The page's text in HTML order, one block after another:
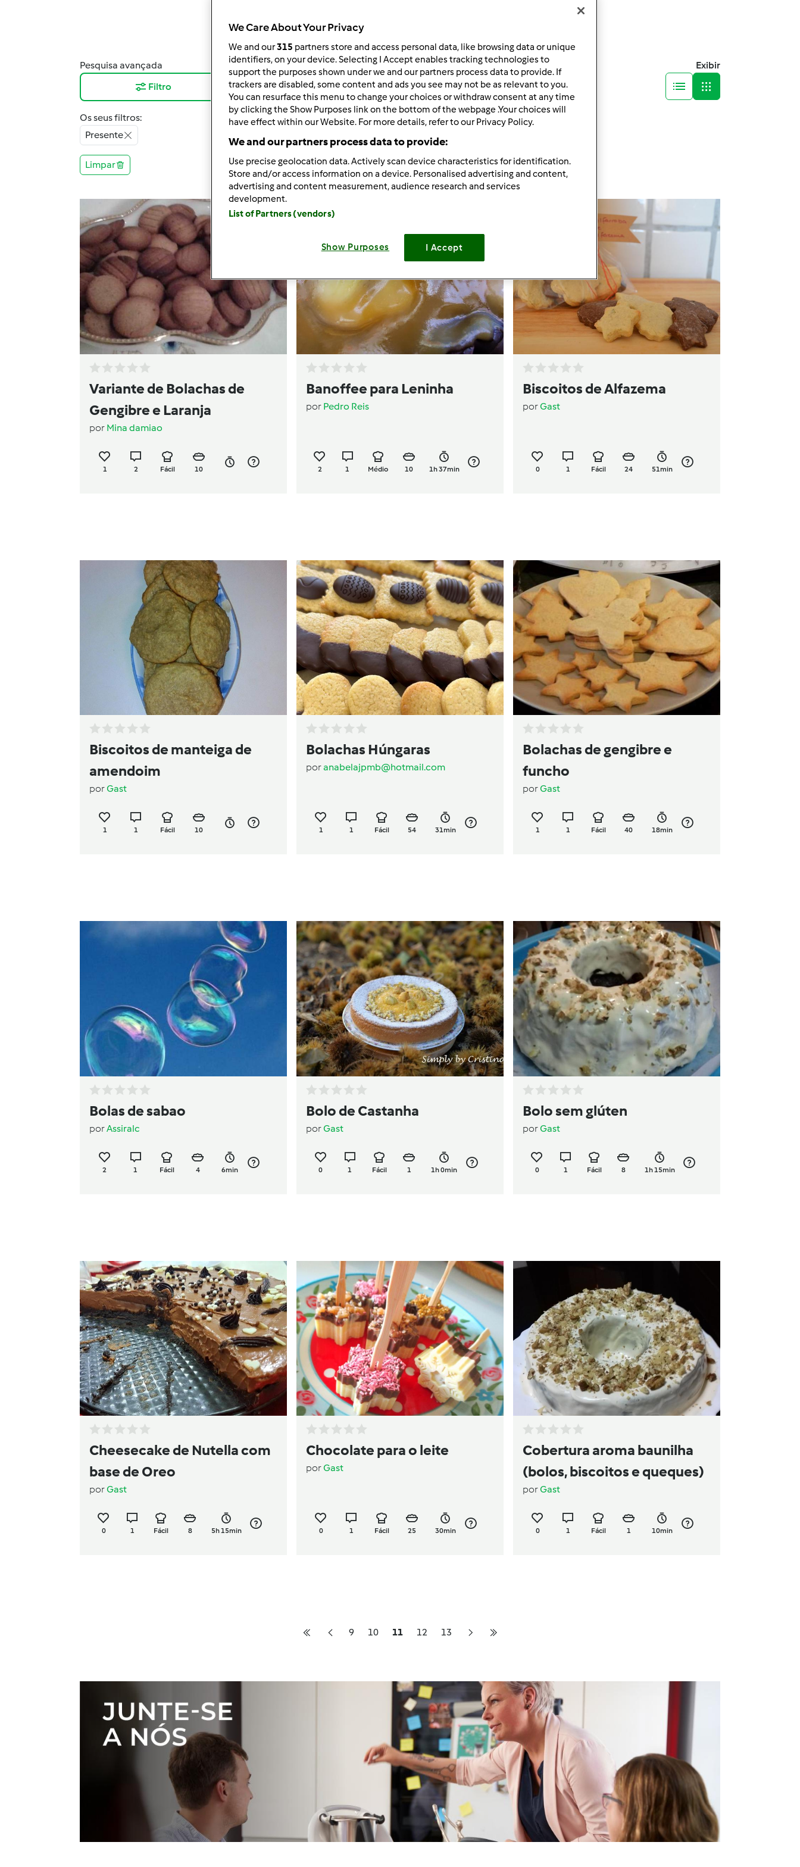
195
Pesquisa avançada
Filtro
Resultados por página:
12
Ordenar por:
Predefinido
Exibir
Os seus filtros:
Presente
Limpar
Variante de Bolachas de
Gengibre e Laranja
por Mina damiao
1 2 Fácil 10
Banoffee para Leninha
por Pedro Reis
2 1 Médio 10 1h 37min
Biscoitos de Alfazema
porGast
0 1 Fácil 24 51min
Biscoitos de manteiga de
amendoim
porGast
1 1 Fácil 10
Bolachas Húngaras
poranabelajpmb@hotmail.com
1 1 Fácil 54 31min
Bolachas de gengibre e
funcho
porGast
1 1 Fácil 40 18min
Bolas de sabao
porAssiralc
2 1 Fácil 4 6min
Bolo de Castanha
porGast
0 1 Fácil 1 1h 0min
Bolo sem glúten
porGast
0 1 Fácil 8 1h 15min
Cheesecake de Nutella com
base de Oreo
porGast
0 1 Fácil 8 5h 15min
Chocolate para o leite
porGast
0 1 Fácil 25 30min
Cobertura aroma baunilha
(bolos, biscoitos e queques)
porGast
0 1 Fácil 1 10min
9 10 11 12 13
We Care About Your Privacy
We and our315 partners store and access personal data, like browsing data or unique
identifiers, on your device. Selecting I Accept enables tracking technologies to
support the purposes shown under we and our partners process data to provide. If
trackers are disabled, some content and ads you see may not be as relevant to you.
You can resurface this menu to change your choices or withdraw consent at any time
by clicking the Show Purposes link on the bottom of the webpage .Your choices will
have effect within our Website. For more details, refer to our Privacy Policy.
We and our partners process data to provide:
Use precise geolocation data. Actively scan device characteristics for identification.
Store and/or access information on a device. Personalised advertising and content,
advertising and content measurement, audience research and services
development.
List of Partners (vendors)
Show Purposes I Accept